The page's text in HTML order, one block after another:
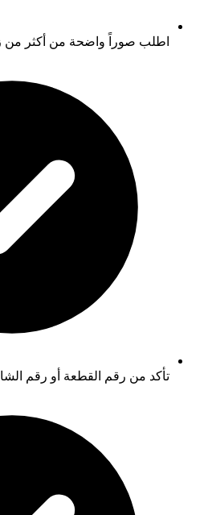
اطلب صوراً واضحة من أكثر من
تأكد من رقم القطعة أو رقم